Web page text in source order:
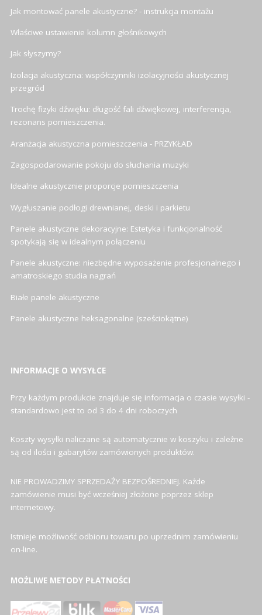
Jak montować panele akustyczne? - instrukcja montażu
Właściwe ustawienie kolumn głośnikowych
Jak słyszymy?
Izolacja akustyczna: współczynniki izolacyjności akustycznej
przegród
Trochę fizyki dźwięku: długość fali dźwiękowej, interferencja,
rezonans pomieszczenia.
Aranżacja akustyczna pomieszczenia - PRZYKŁAD
Zagospodarowanie pokoju do słuchania muzyki
Idealne akustycznie proporcje pomieszczenia
Wygłuszanie podłogi drewnianej, deski i parkietu
Panele akustyczne dekoracyjne: Estetyka i funkcjonalność
spotykają się w idealnym połączeniu
Panele akustyczne: niezbędne wyposażenie profesjonalnego i
amatroskiego studia nagrań
Białe panele akustyczne
Panele akustyczne heksagonalne (sześciokątne)
INFORMACJE O WYSYŁCE
Przy każdym produkcie znajduje się informacja o czasie wysyłki -
standardowo jest to od 3 do 4 dni roboczych
Koszty wysyłki naliczane są automatycznie w koszyku i zależne
są od ilości i gabarytów zamówionych produktów.
NIE PROWADZIMY SPRZEDAŻY BEZPOŚREDNIEJ. Każde
zamówienie musi być wcześniej złożone poprzez sklep
internetowy.
Istnieje możliwość odbioru towaru po uprzednim zamówieniu
on-line.
MOŻLIWE METODY PŁATNOŚCI